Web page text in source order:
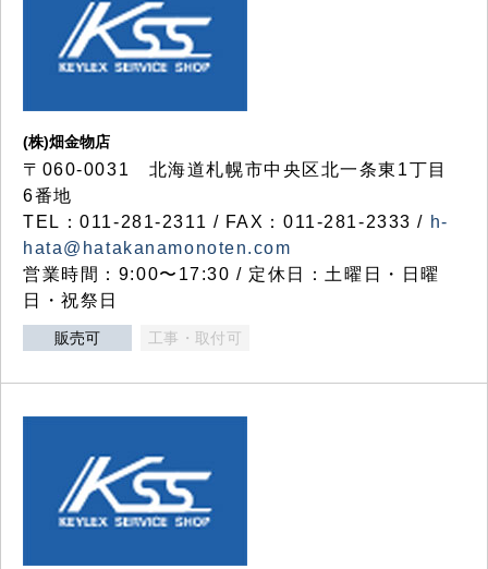
(株)畑金物店
〒060-0031 北海道札幌市中央区北一条東1丁目
6番地
TEL：011-281-2311 / FAX：011-281-2333 / h-
hata@hatakanamonoten.com
営業時間：9:00〜17:30 / 定休日：土曜日・日曜
日・祝祭日
販売可 工事・取付可